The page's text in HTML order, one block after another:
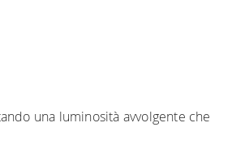
una luminosità avvolgente che